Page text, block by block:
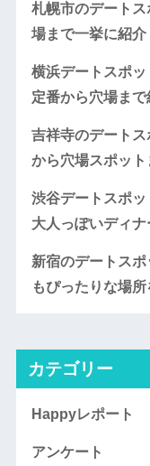
札幌市のデート
場まで一挙に紹介
横浜デートスポ
定番から穴場まで
吉祥寺のデート
から穴場スポット
渋谷デートスポ
大人っぽいディナ
新宿のデートス
もぴったりな場
カテゴリー
Happyレポート
アンケート